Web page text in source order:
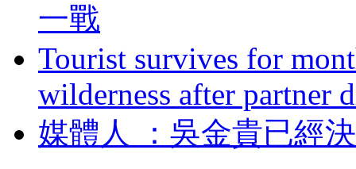
一戰
Tourist survives for
wilderness after partner
媒體人 ：吳金貴已